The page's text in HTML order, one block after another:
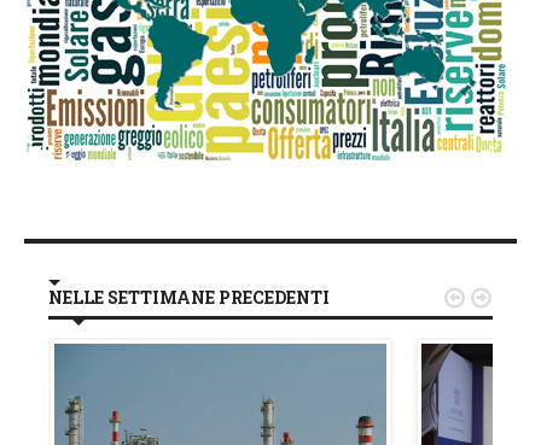
NELLE SETTIMANE PRECEDENTI  